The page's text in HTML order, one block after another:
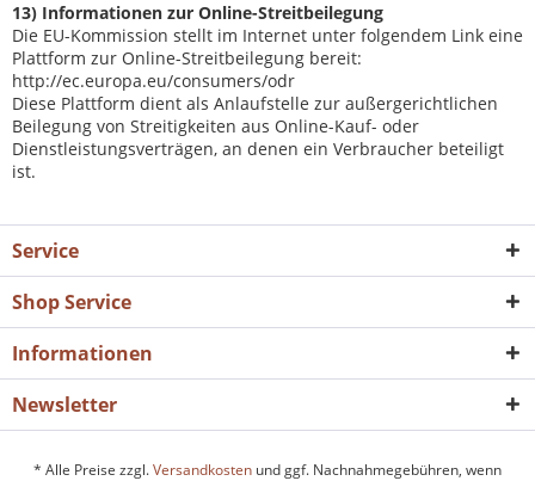
13) Informationen zur Online-Streitbeilegung
Die EU-Kommission stellt im Internet unter folgendem Link eine
Plattform zur Online-Streitbeilegung bereit:
http://ec.europa.eu/consumers/odr
Diese Plattform dient als Anlaufstelle zur außergerichtlichen
Beilegung von Streitigkeiten aus Online-Kauf- oder
Dienstleistungsverträgen, an denen ein Verbraucher beteiligt
ist.
Service
Shop Service
Informationen
Newsletter
* Alle Preise zzgl.Versandkosten und ggf. Nachnahmegebühren, wenn